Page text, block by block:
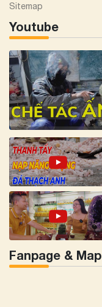
Sitemap
Youtube
Fanpage & Map